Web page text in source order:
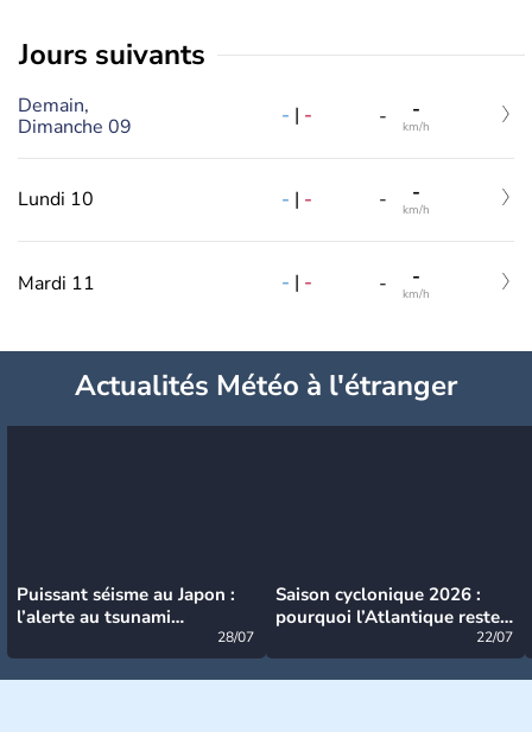
jours suivants
Demain,
Dimanche 09
- | - - -
km/h
Lundi 10 - | - - -
km/h
Mardi 11 - | - - -
km/h
Actualités Météo à l'étranger
Puissant séisme au Japon :
l’alerte au tsunami
28/07
Saison cyclonique 2026 :
pourquoi l’Atlantique reste
22/07